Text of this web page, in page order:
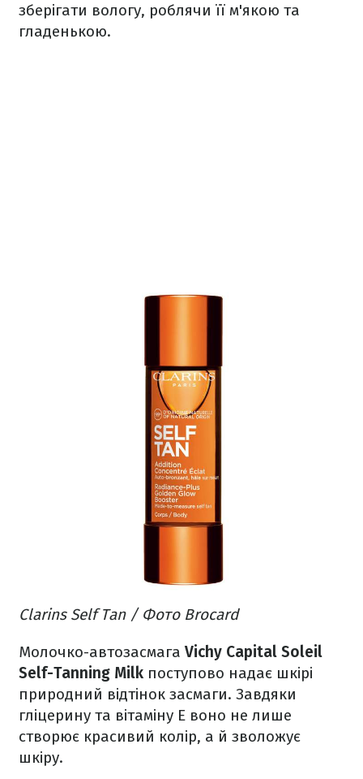
зберігати вологу, роблячи її м'якою та
гладенькою.
Clarins Self Tan / Фото Brocard
Молочко-автозасмага Vichy Capital Soleil
Self-Tanning Milk поступово надає шкірі
природний відтінок засмаги. Завдяки
гліцерину та вітаміну Е воно не лише
створює красивий колір, а й зволожує
шкіру.